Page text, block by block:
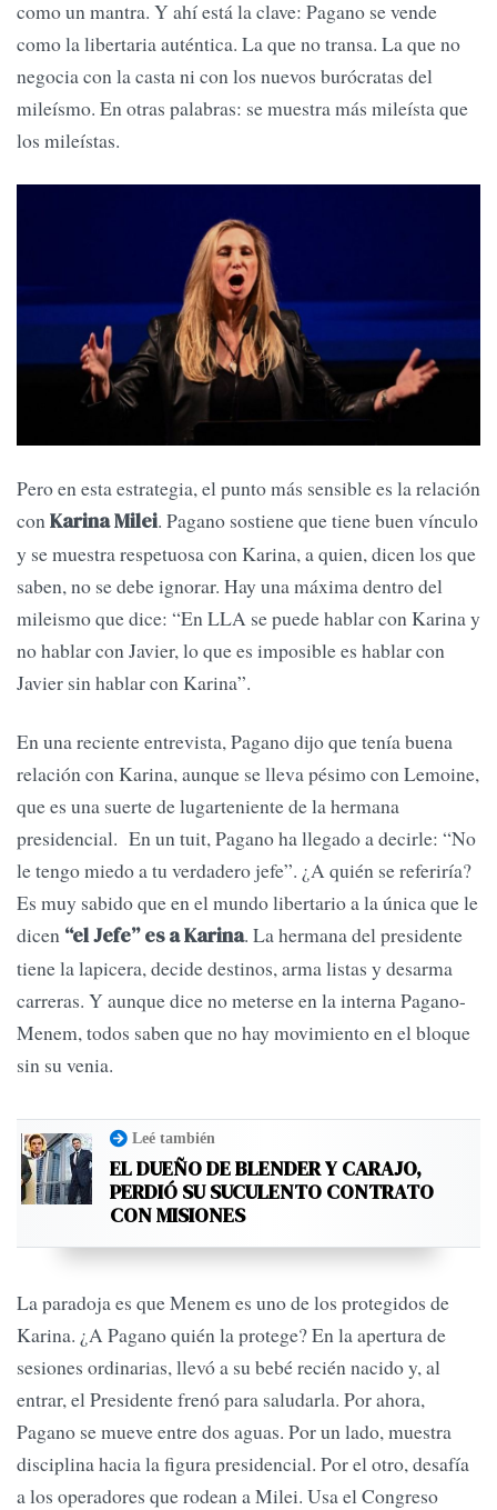
como un mantra. Y ahí está la clave: Pagano se vende
como la libertaria auténtica. La que no transa. La que no
negocia con la casta ni con los nuevos burócratas del
mileísmo. En otras palabras: se muestra más mileísta que
los mileístas.
Pero en esta estrategia, el punto más sensible es la relación
conKarina Milei. Pagano sostiene que tiene buen vínculo
y se muestra respetuosa con Karina, a quien, dicen los que
saben, no se debe ignorar. Hay una máxima dentro del
mileismo que dice: “En LLA se puede hablar con Karina y
no hablar con Javier, lo que es imposible es hablar con
Javier sin hablar con Karina”.
En una reciente entrevista, Pagano dijo que tenía buena
relación con Karina, aunque se lleva pésimo con Lemoine,
que es una suerte de lugarteniente de la hermana
presidencial. En un tuit, Pagano ha llegado a decirle: “No
le tengo miedo a tu verdadero jefe”. ¿A quién se referiría?
Es muy sabido que en el mundo libertario a la única que le
dicen “el Jefe” es a Karina. La hermana del presidente
tiene la lapicera, decide destinos, arma listas y desarma
carreras. Y aunque dice no meterse en la interna Pagano-
Menem, todos saben que no hay movimiento en el bloque
sin su venia.
Leé también
EL DUEÑO DE BLENDER Y CARAJO,
PERDIÓ SU SUCULENTO CONTRATO
CON MISIONES
La paradoja es que Menem es uno de los protegidos de
Karina. ¿A Pagano quién la protege? En la apertura de
sesiones ordinarias, llevó a su bebé recién nacido y, al
entrar, el Presidente frenó para saludarla. Por ahora,
Pagano se mueve entre dos aguas. Por un lado, muestra
disciplina hacia la figura presidencial. Por el otro, desafía
a los operadores que rodean a Milei. Usa el Congreso